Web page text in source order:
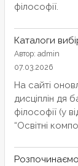
філософії.
Каталоги
Автор: admin
07.03.2026
На сайті
дисціплін дя
філософії (у
“Освітні